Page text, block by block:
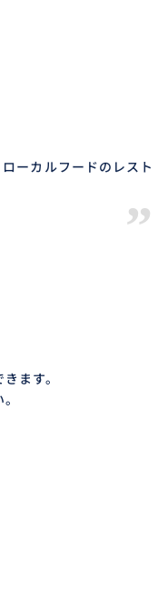
ーカルフードのレスト
”
ます。